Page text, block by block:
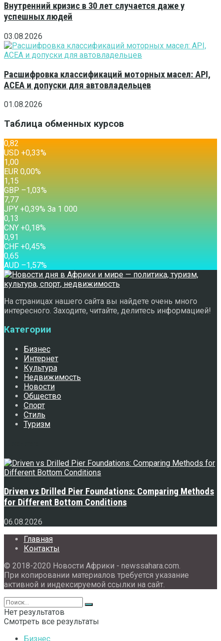
Внутренний кризис в 30 лет случается даже у
успешных людей
03.08.2026
Расшифровка классификаций моторных масел: API,
ACEA и допуски для автовладельцев
01.08.2026
Таблица обменных курсов
0,82
USD +0,33%
1,00
EUR 0,00%
1,15
GBP –1,03%
7,77
JPY +0,39% За 1 000
0,13
CNY +0,18%
0,91
CHF +0,45%
0,65
AUD –1,57%
На страницах нашего сайта вы найдете очень много
интересного. Заходите, читайте, делитесь информацией!
Категории
Бизнес
Интернет
Культура
Недвижимость
Новости
Общество
Спорт
Стиль
Туризм
Driven vs Drilled Pier Foundations: Comparing Methods
for Different Bottom Conditions
06.08.2026
Главная
Контакты
© 2018-2020 Новости Африки - newssahara.com.
При копировании материалов требуется указание
активной и индексируемой ссылки на сайт.
Нет результатов
Смотреть все результаты
Бизнес